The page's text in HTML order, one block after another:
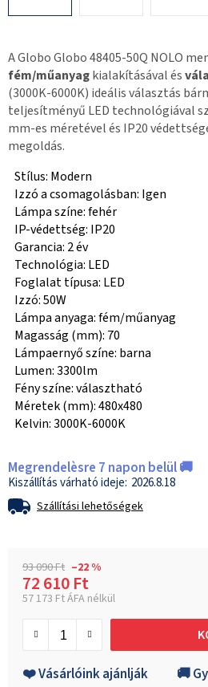
A Globo Globo 48405-50Q NOLO
fém/műanyagkialakításával és
(3000K-6000K) ideális választás
teljesítményű LED technológiával
mm-es méretével és IP20
megoldás.
Stílus: Modern
Izzó a csomagolásban: Igen
Lámpa színe: fehér
IP-védettség: IP20
Garancia: 2 év
Technológia: LED
Foglalat típusa: LED
Izzó: 50W
Lámpa anyaga: fém/műanyag
Magasság (mm): 70
Lámpaernyő színe: barna
Lumen: 3300lm
Fény színe: választható
Méretek (mm): 480x480
Kelvin: 3000K-6000K
Megrendelèsre 7 napon belül 🚚
2026.8.18
Szállítási lehetőségek
93 090 Ft –22 %
72 610 Ft
57 173 Ft ÁFA nélkül
❤️ Vásárlóink ajánlják
🚚